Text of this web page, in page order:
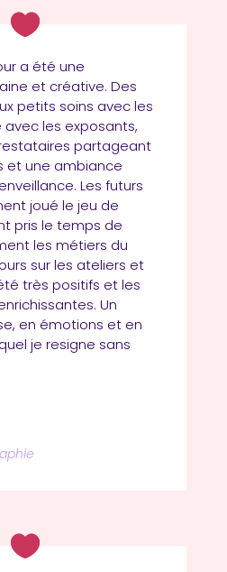
a été une
et créative. Des
petits soins avec les
les exposants,
partageant
et une ambiance
Les futurs
joué le jeu de
pris le temps de
les métiers du
sur les ateliers et
très positifs et les
Un
en émotions et en
je resigne sans